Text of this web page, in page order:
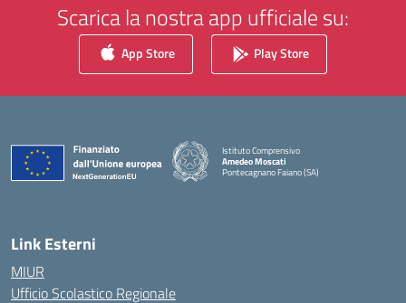
Scarica la nostra app ufficiale su:
App Store Play Store
Istituto Comprensivo
Amedeo Moscati
Pontecagnano Faiano (SA)
— Visita la pagina iniziale della scuola
Link Esterni
MIUR
Ufficio Scolastico Regionale